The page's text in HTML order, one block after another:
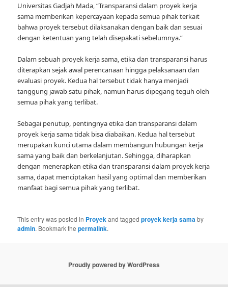
Universitas Gadjah Mada, “Transparansi dalam proyek kerja
sama memberikan kepercayaan kepada semua pihak terkait
bahwa proyek tersebut dilaksanakan dengan baik dan sesuai
dengan ketentuan yang telah disepakati sebelumnya.”
Dalam sebuah proyek kerja sama, etika dan transparansi harus
diterapkan sejak awal perencanaan hingga pelaksanaan dan
evaluasi proyek. Kedua hal tersebut tidak hanya menjadi
tanggung jawab satu pihak, namun harus dipegang teguh oleh
semua pihak yang terlibat.
Sebagai penutup, pentingnya etika dan transparansi dalam
proyek kerja sama tidak bisa diabaikan. Kedua hal tersebut
merupakan kunci utama dalam membangun hubungan kerja
sama yang baik dan berkelanjutan. Sehingga, diharapkan
dengan menerapkan etika dan transparansi dalam proyek kerja
sama, dapat menciptakan hasil yang optimal dan memberikan
manfaat bagi semua pihak yang terlibat.
This entry was posted in Proyekand taggedproyek kerja samaby
admin. Bookmark thepermalink.
Proudly powered by WordPress